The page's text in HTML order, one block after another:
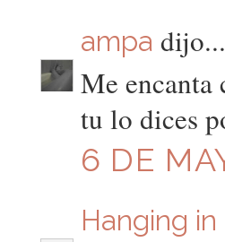
ampa dijo...
Me encanta
tu lo dices
6 DE
Hanging